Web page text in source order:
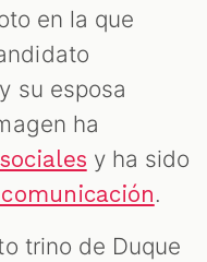
en la que
su esposa
ha
y ha sido
.
trino de Duque